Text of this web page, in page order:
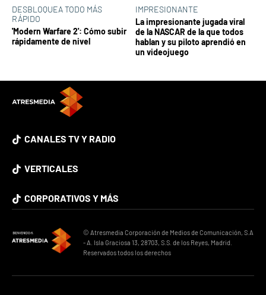
DESBLOQUEA TODO MÁS
RÁPIDO
'Modern Warfare 2': Cómo subir
rápidamente de nivel
IMPRESIONANTE
La impresionante jugada viral
de la NASCAR de la que todos
hablan y su piloto aprendió en
un videojuego
CANALES TV Y RADIO
VERTICALES
CORPORATIVOS Y MÁS
© Atresmedia Corporación de Medios de Comunicación, S.A
- A. Isla Graciosa 13, 28703, S.S. de los Reyes, Madrid.
Reservados todos los derechos